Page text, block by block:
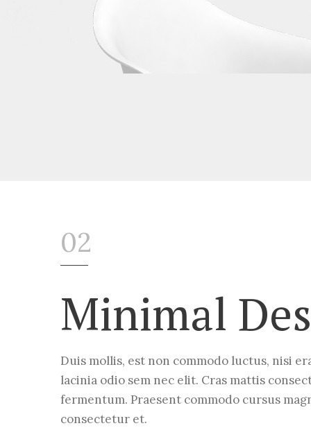
02
Minimal
Duis mollis, est non commodo luctus, nisi
lacinia odio sem nec elit. Cras mattis
fermentum. Praesent commodo cursus
consectetur et.